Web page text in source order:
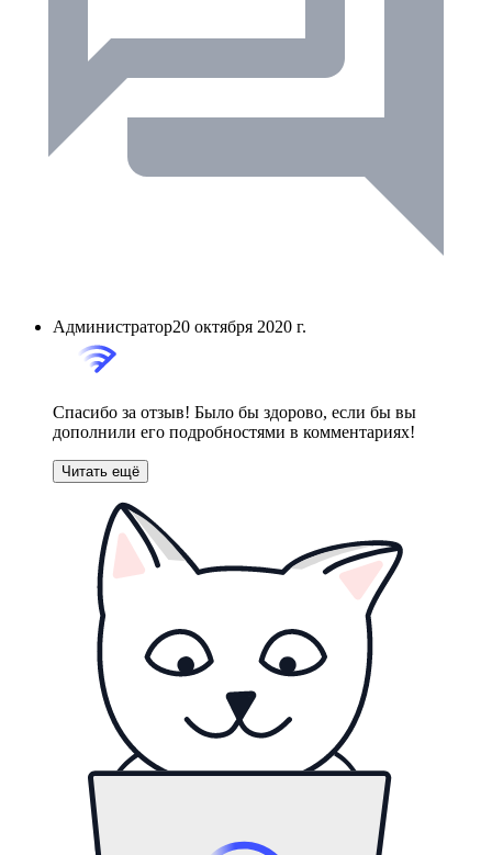
Администратор20 октября 2020 г.
Спасибо за отзыв! Было бы здорово, если бы вы
дополнили его подробностями в комментариях!
Читать ещё